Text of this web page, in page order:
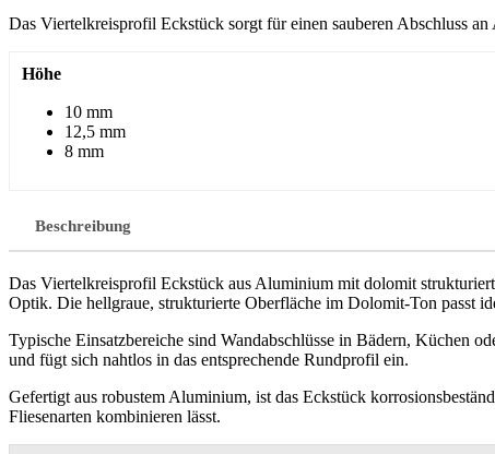
Das Viertelkreisprofil Eckstück sorgt für einen sauberen Abschluss
Höhe
10 mm
12,5 mm
8 mm
Beschreibung
Das Viertelkreisprofil Eckstück aus Aluminium mit dolomit
Optik. Die hellgraue, strukturierte Oberfläche im Dolomit-Ton passt
Typische Einsatzbereiche sind Wandabschlüsse in Bädern, Küchen
und fügt sich nahtlos in das entsprechende Rundprofil ein.
Gefertigt aus robustem Aluminium, ist das Eckstück
Fliesenarten kombinieren lässt.